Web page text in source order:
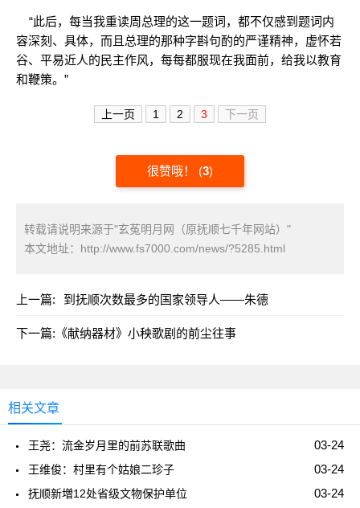
“此后，每当我重读周总理的这一题词，都不仅感到题词内
容深刻、具体，而且总理的那种字斟句酌的严谨精神，虚怀若
谷、平易近人的民主作风，每每都服现在我面前，给我以教育
和鞭策。”
上一页 1 2 3 下一页
很赞哦！ (3)
转载请说明来源于"玄菟明月网（原抚顺七千年网站）"
本文地址： http://www.fs7000.com/news/?5285.html
上一篇: 到抚顺次数最多的国家领导人——朱德
下一篇: 《献纳器材》小秧歌剧的前尘往事
相关文章
03-24
王尧：流金岁月里的前苏联歌曲
03-24
王维俊：村里有个姑娘二珍子
03-24
抚顺新増12处省级文物保护单位